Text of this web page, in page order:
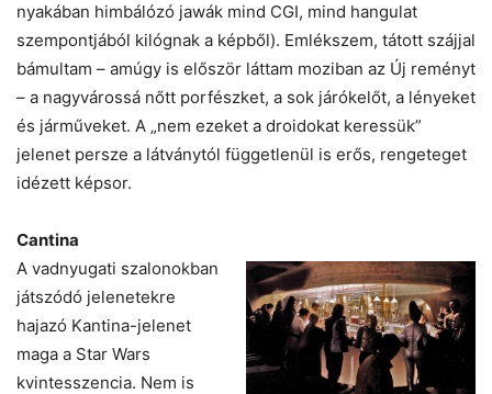
nyakában himbálózó jawák mind CGI, mind hangulat
szempontjából kilógnak a képből). Emlékszem, tátott szájjal
bámultam – amúgy is először láttam moziban az Új reményt
– a nagyvárossá nőtt porfészket, a sok járókelőt, a lényeket
és járműveket. A „nem ezeket a droidokat keressük”
jelenet persze a látványtól függetlenül is erős, rengeteget
idézett képsor.
Cantina
A vadnyugati szalonokban
játszódó jelenetekre
hajazó Kantina-jelenet
maga a Star Wars
kvintesszencia. Nem is